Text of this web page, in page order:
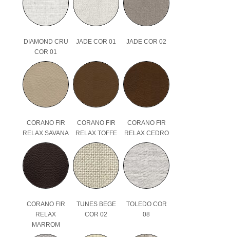
DIAMOND CRU
COR 01
JADE COR 01 JADE COR 02
CORANO FIR
RELAX SAVANA
CORANO FIR
RELAX TOFFE
CORANO FIR
RELAX CEDRO
CORANO FIR
RELAX
MARROM
TUNES BEGE
COR 02
TOLEDO COR
08